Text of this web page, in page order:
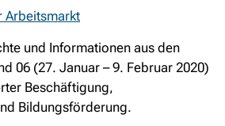
Arbeitsmarkt
und Informationen aus den
06 (27. Januar – 9. Februar 2020)
Beschäftigung,
Bildungsförderung.